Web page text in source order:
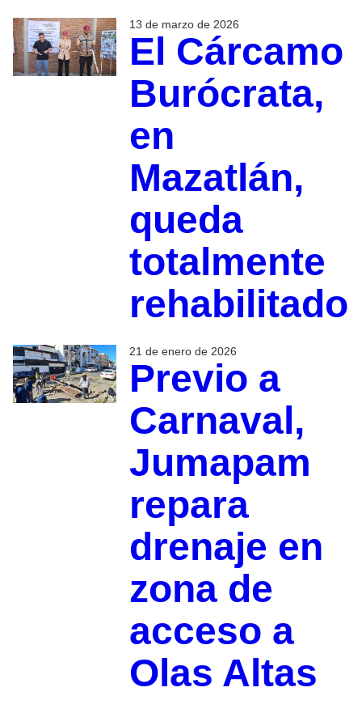
13 de marzo de 2026
El Cárcamo
Burócrata,
en
Mazatlán,
queda
totalmente
rehabilitado
21 de enero de 2026
Previo a
Carnaval,
Jumapam
repara
drenaje en
zona de
acceso a
Olas Altas